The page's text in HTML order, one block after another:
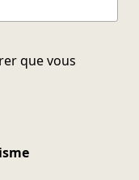
que vous